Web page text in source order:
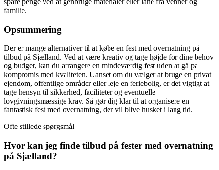
familie.
Opsummering
Der er mange alternativer til at købe en fest med overnatning på
tilbud på Sjælland. Ved at være kreativ og tage højde for dine behov
og budget, kan du arrangere en mindeværdig fest uden at gå på
kompromis med kvaliteten. Uanset om du vælger at bruge en privat
ejendom, offentlige områder eller leje en feriebolig, er det vigtigt at
tage hensyn til sikkerhed, faciliteter og eventuelle
lovgivningsmæssige krav. Så gør dig klar til at organisere en
fantastisk fest med overnatning, der vil blive husket i lang tid.
Ofte stillede spørgsmål
Hvor kan jeg finde tilbud på fester med overnatning
på Sjælland?